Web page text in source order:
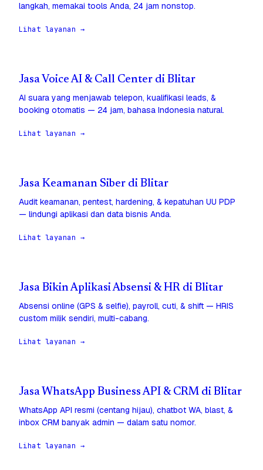
langkah, memakai tools Anda, 24 jam nonstop.
Lihat layanan →
Jasa Voice AI & Call Center di Blitar
AI suara yang menjawab telepon, kualifikasi leads, &
booking otomatis — 24 jam, bahasa Indonesia natural.
Lihat layanan →
Jasa Keamanan Siber di Blitar
Audit keamanan, pentest, hardening, & kepatuhan UU PDP
— lindungi aplikasi dan data bisnis Anda.
Lihat layanan →
Jasa Bikin Aplikasi Absensi & HR di Blitar
Absensi online (GPS & selfie), payroll, cuti, & shift — HRIS
custom milik sendiri, multi-cabang.
Lihat layanan →
Jasa WhatsApp Business API & CRM di Blitar
WhatsApp API resmi (centang hijau), chatbot WA, blast, &
inbox CRM banyak admin — dalam satu nomor.
Lihat layanan →